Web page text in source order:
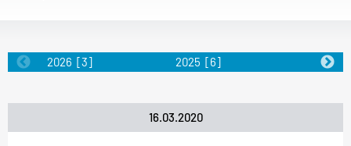
2026 [3] 2025 [6] 2024[5]
16.03.2020